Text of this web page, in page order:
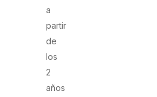
a
partir
de
los
2
años